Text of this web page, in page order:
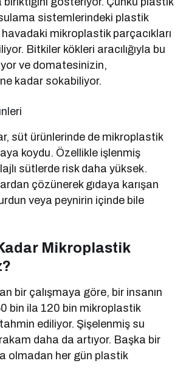
sistemlerindeki plastik
mikroplastik parçacıkları
Bitkiler kökleri aracılığıyla bu
ve domatesinizin,
kadar sokabiliyor.
süt ürünlerinde de mikroplastik
koydu. Özellikle işlenmiş
sütlerde risk daha yüksek.
çözünerek gıdaya karışan
veya peynirin içinde bile
Mikroplastik
bir çalışmaya göre, bir insanın
bin ila 120 bin mikroplastik
ediliyor. Şişelenmiş su
daha da artıyor. Başka bir
olmadan her gün plastik